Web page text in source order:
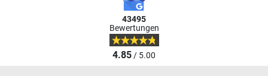
43495
Bewertungen
4.85/ 5.00